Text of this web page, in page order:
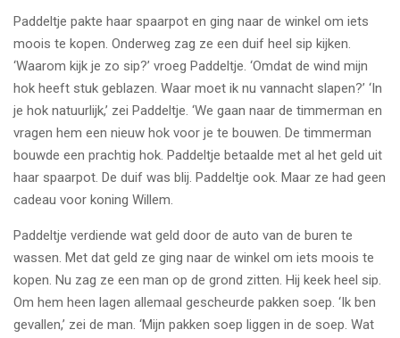
Paddeltje pakte haar spaarpot en ging naar de winkel om iets
moois te kopen. Onderweg zag ze een duif heel sip kijken.
‘Waarom kijk je zo sip?’ vroeg Paddeltje. ‘Omdat de wind mijn
hok heeft stuk geblazen. Waar moet ik nu vannacht slapen?’ ‘In
je hok natuurlijk,’ zei Paddeltje. ‘We gaan naar de timmerman en
vragen hem een nieuw hok voor je te bouwen. De timmerman
bouwde een prachtig hok. Paddeltje betaalde met al het geld uit
haar spaarpot. De duif was blij. Paddeltje ook. Maar ze had geen
cadeau voor koning Willem.
Paddeltje verdiende wat geld door de auto van de buren te
wassen. Met dat geld ze ging naar de winkel om iets moois te
kopen. Nu zag ze een man op de grond zitten. Hij keek heel sip.
Om hem heen lagen allemaal gescheurde pakken soep. ‘Ik ben
gevallen,’ zei de man. ‘Mijn pakken soep liggen in de soep. Wat